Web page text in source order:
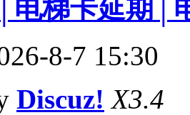
电梯卡延期│
8-7 15:30
Discuz! X3.4